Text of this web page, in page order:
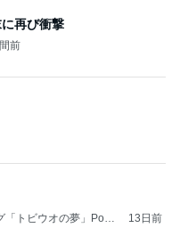
再び衝撃
前
トビウオの夢」Pow
13日前